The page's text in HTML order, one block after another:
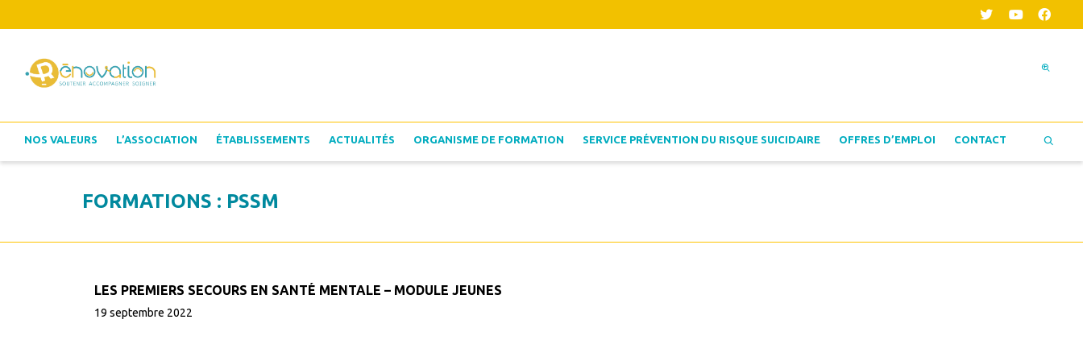
NOS VALEURS L’ASSOCIATION ÉTABLISSEMENTS ACTUALITÉS ORGANISME DE FORMATION SERVICE PRÉVENTION DU RISQUE SUICIDAIRE OFFRES D’EMPLOI CONTACT
FORMATIONS : PSSM
LES PREMIERS SECOURS EN SANTÉ MENTALE – MODULE JEUNES
19 septembre 2022